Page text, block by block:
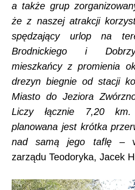
a także grup
że z naszej atrakcji
spędzający urlop na
Brodnickiego i
mieszkańcy z promienia
drezyn biegnie od stacji
Miasto do Jeziora
Liczy łącznie 7,20
planowana jest krótka
nad samą jego taflę–
zarządu Teodoryka, Jacek